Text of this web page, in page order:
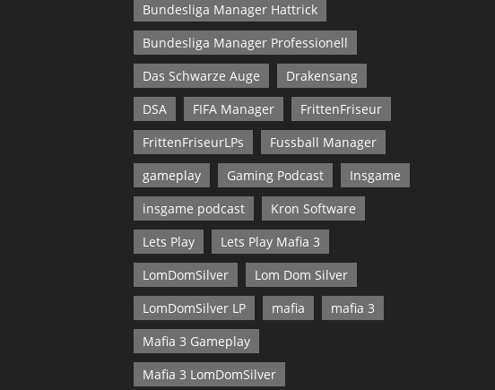
Bundesliga Manager Hattrick
Bundesliga Manager Professionell
Das Schwarze Auge
Drakensang
DSA
FIFA Manager
FrittenFriseur
FrittenFriseurLPs
Fussball Manager
gameplay
Gaming Podcast
Insgame
insgame podcast
Kron Software
Lets Play
Lets Play Mafia 3
LomDomSilver
Lom Dom Silver
LomDomSilver LP
mafia
mafia 3
Mafia 3 Gameplay
Mafia 3 LomDomSilver